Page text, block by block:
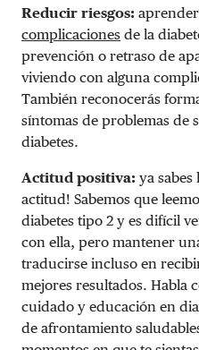
Reducir riesgos:
complicaciones de la
prevención o retraso de
viviendo con alguna
También reconocerás
síntomas de problemas de
diabetes.
Actitud positiva: ya sabes
actitud! Sabemos que
diabetes tipo 2 y es difícil
con ella, pero mantener
traducirse incluso en
mejores resultados. Habla
cuidado y educación en
de afrontamiento